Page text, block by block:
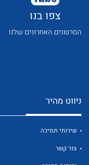
לכל מוצרי היצרן
לכל מוצרי היצרן
צפו בנו
הסרטונים האחרונים שלנו
ניווט מהיר
שירותי תמיכה
צור קשר